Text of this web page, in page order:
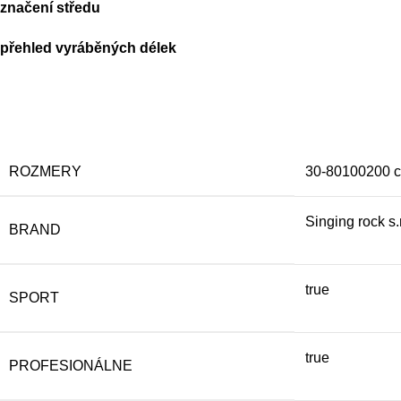
značení středu
přehled vyráběných délek
ROZMERY 30-80100200
BRAND
Singing rock
SPORT
true
PROFESIONÁLNE
true